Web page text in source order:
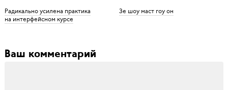
Радикально усилена практика
на интерфейсном курсе
Зе шоу маст гоу он
Ваш комментарий